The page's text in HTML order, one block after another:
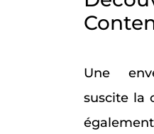
Une
suscite la